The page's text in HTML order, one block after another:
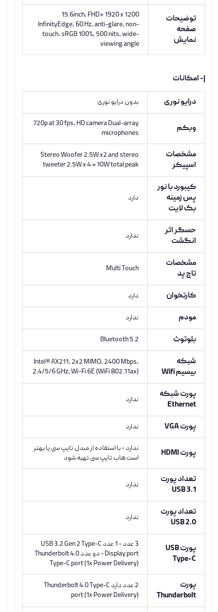
توضیحات
صفحه
نمایش
15.6inch, FHD+ 1920 x 1200
InfinityEdge, 60 Hz, anti-glare, non-
touch, sRGB 100%, 500 nits, wide-
viewing angle
|- امکانات
درایو نوری بدون درایو نوری
وبکم
720p at 30 fps, HD camera Dual-array
microphones
مشخصات
اسپیکر
Stereo Woofer 2.5W x2 and stereo
tweeter 2.5W x 4 = 10W total peak
کیبورد با نور
پس زمینه
بک لایت
دارد
حسگر اثر
انگشت
ندارد
مشخصات
تاچ پد
Multi Touch
کارتخوان دارد
مودم ندارد
بلوتوث Bluetooth 5.2
شبکه
بیسیم Wifi
Intel® AX211, 2x2 MIMO, 2400 Mbps,
2.4/5/6 GHz, Wi-Fi 6E (WiFi 802.11ax)
پورت شبکه
Ethernet
ندارد
پورت VGA ندارد
پورت HDMI
ندارد - با استفاده از مبدل تایپ سی یا بهتر
است هاب تایپ سی تهیه شود
تعداد پورت
USB 3.1
ندارد
تعداد پورت
USB 2.0
ندارد
پورت USB
Type-C
3 عدد - 1 عدد USB 3.2 Gen 2 Type-C
Display port - دو عدد Thunderbolt 4.0
Type-C port (1x Power Delivery)
پورت
Thunderbolt
2 عدد دارد Thunderbolt 4.0 Type-C
port (1x Power Delivery)